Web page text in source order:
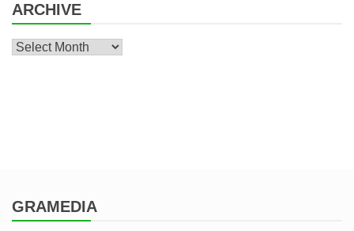
ARCHIVE
Archive
GRAMEDIA